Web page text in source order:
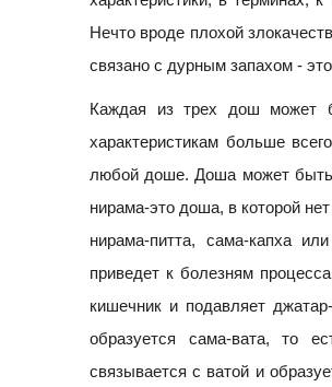
Нечто вроде плохой
связано с дурным запахом -
Каждая из трех дош может
характеристикам больше
любой доше. Доша может быть
нирама-это доша, в которой
нирама-питта, сама-капха
приведет к болезням
кишечник и подавляет
образуется сама-вата, то
связывается с ватой и